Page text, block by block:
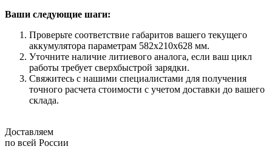
Ваши следующие шаги:
Проверьте соответствие габаритов вашего текущего
аккумулятора параметрам 582x210x628 мм.
Уточните наличие литиевого аналога, если ваш цикл
работы требует сверхбыстрой зарядки.
Свяжитесь с нашими специалистами для получения
точного расчета стоимости с учетом доставки до вашего
склада.
Доставляем
по всей России